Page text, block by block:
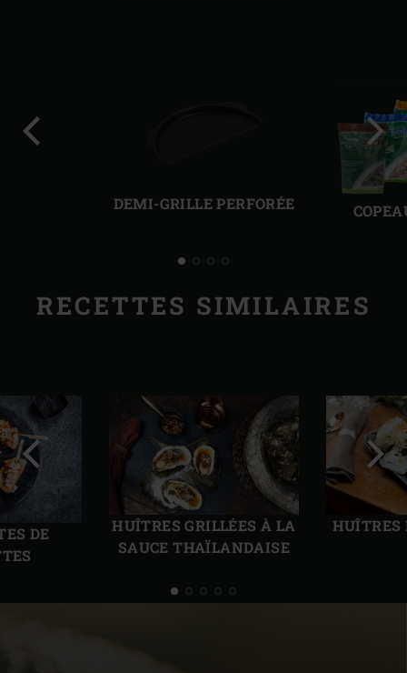
DEMI-GRILLE PERFORÉE
RECETTES SIMILAIRES
DE
HUÎTRES GRILLÉES À LA
SAUCE THAÏLANDAISE
HUÎTRES
Diapo
précédente